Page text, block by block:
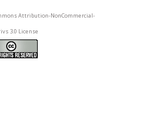
Attribution-NonCommercial-
3.0 License